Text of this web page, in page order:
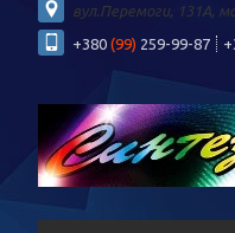
вул.Перемоги, 131А,
+380 (99) 259-99-87